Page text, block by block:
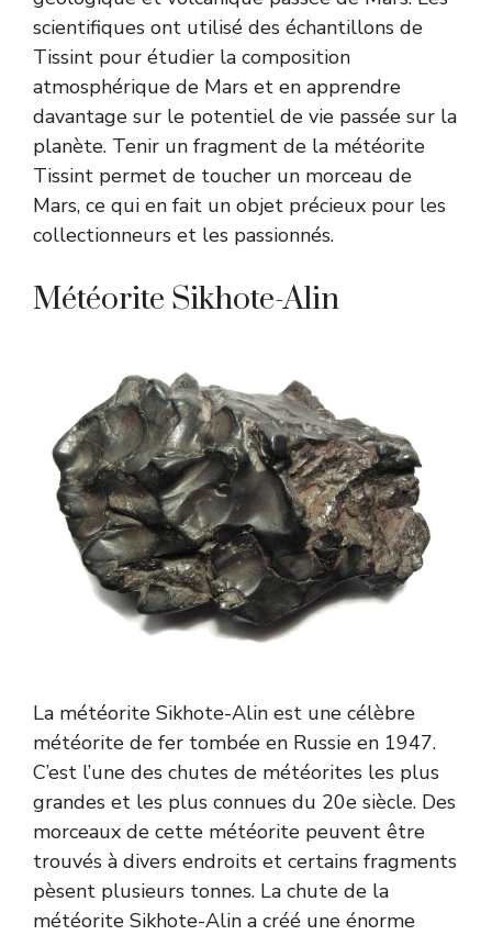
scientifiques ont utilisé des échantillons de
Tissint pour étudier la composition
atmosphérique de Mars et en apprendre
davantage sur le potentiel de vie passée sur la
planète. Tenir un fragment de la météorite
Tissint permet de toucher un morceau de
Mars, ce qui en fait un objet précieux pour les
collectionneurs et les passionnés.
Météorite Sikhote-Alin
La météorite Sikhote-Alin est une célèbre
météorite de fer tombée en Russie en 1947.
C’est l’une des chutes de météorites les plus
grandes et les plus connues du 20e siècle. Des
morceaux de cette météorite peuvent être
trouvés à divers endroits et certains fragments
pèsent plusieurs tonnes. La chute de la
météorite Sikhote-Alin a créé une énorme